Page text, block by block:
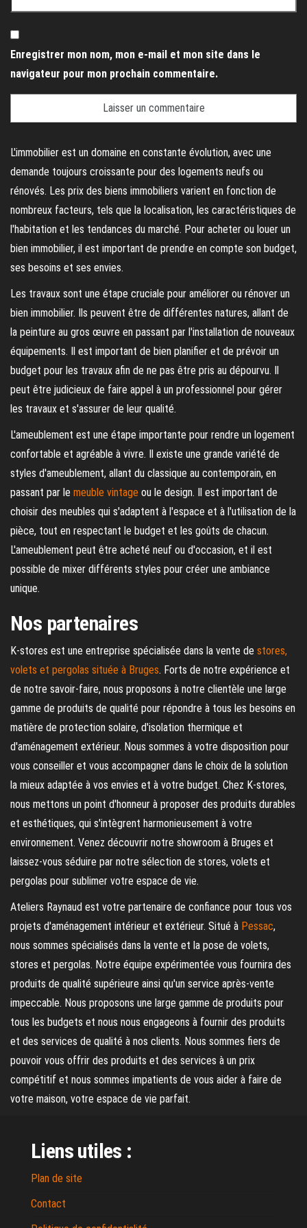
Enregistrer mon nom, mon e-mail et mon site dans le
navigateur pour mon prochain commentaire.
L'immobilier est un domaine en constante évolution, avec une
demande toujours croissante pour des logements neufs ou
rénovés. Les prix des biens immobiliers varient en fonction de
nombreux facteurs, tels que la localisation, les caractéristiques de
l'habitation et les tendances du marché. Pour acheter ou louer un
bien immobilier, il est important de prendre en compte son budget,
ses besoins et ses envies.
Les travaux sont une étape cruciale pour améliorer ou rénover un
bien immobilier. Ils peuvent être de différentes natures, allant de
la peinture au gros œuvre en passant par l'installation de nouveaux
équipements. Il est important de bien planifier et de prévoir un
budget pour les travaux afin de ne pas être pris au dépourvu. Il
peut être judicieux de faire appel à un professionnel pour gérer
les travaux et s'assurer de leur qualité.
L'ameublement est une étape importante pour rendre un logement
confortable et agréable à vivre. Il existe une grande variété de
styles d'ameublement, allant du classique au contemporain, en
passant par le meuble vintage ou le design. Il est important de
choisir des meubles qui s'adaptent à l'espace et à l'utilisation de la
pièce, tout en respectant le budget et les goûts de chacun.
L'ameublement peut être acheté neuf ou d'occasion, et il est
possible de mixer différents styles pour créer une ambiance
unique.
Nos partenaires
K-stores est une entreprise spécialisée dans la vente de stores,
volets et pergolas située à Bruges. Forts de notre expérience et
de notre savoir-faire, nous proposons à notre clientèle une large
gamme de produits de qualité pour répondre à tous les besoins en
matière de protection solaire, d'isolation thermique et
d'aménagement extérieur. Nous sommes à votre disposition pour
vous conseiller et vous accompagner dans le choix de la solution
la mieux adaptée à vos envies et à votre budget. Chez K-stores,
nous mettons un point d'honneur à proposer des produits durables
et esthétiques, qui s'intègrent harmonieusement à votre
environnement. Venez découvrir notre showroom à Bruges et
laissez-vous séduire par notre sélection de stores, volets et
pergolas pour sublimer votre espace de vie.
Ateliers Raynaud est votre partenaire de confiance pour tous vos
projets d'aménagement intérieur et extérieur. Situé à Pessac,
nous sommes spécialisés dans la vente et la pose de volets,
stores et pergolas. Notre équipe expérimentée vous fournira des
produits de qualité supérieure ainsi qu'un service après-vente
impeccable. Nous proposons une large gamme de produits pour
tous les budgets et nous nous engageons à fournir des produits
et des services de qualité à nos clients. Nous sommes fiers de
pouvoir vous offrir des produits et des services à un prix
compétitif et nous sommes impatients de vous aider à faire de
votre maison, votre espace de vie parfait.
Liens utiles :
Plan de site
Contact